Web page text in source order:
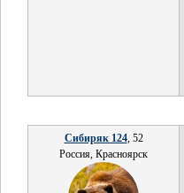
Сибиряк 124, 52
Россия, Красноярск